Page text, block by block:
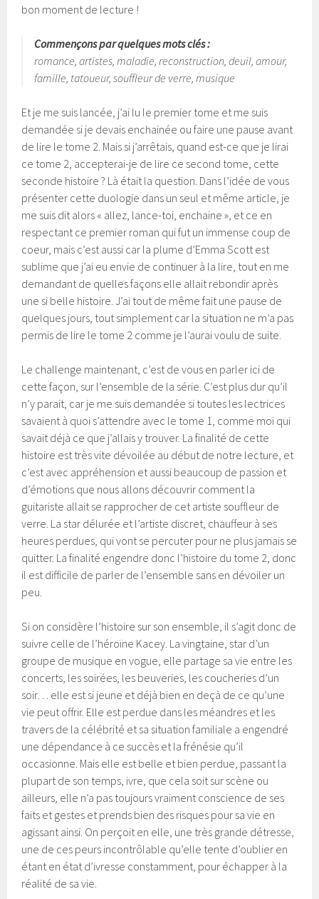
bon moment de lecture !
Commençons par quelques mots clés :
romance, artistes, maladie, reconstruction, deuil, amour,
famille, tatoueur, souffleur de verre, musique
Et je me suis lancée, j’ai lu le premier tome et me suis
demandée si je devais enchainée ou faire une pause avant
de lire le tome 2. Mais si j’arrêtais, quand est-ce que je lirai
ce tome 2, accepterai-je de lire ce second tome, cette
seconde histoire ? Là était la question. Dans l’idée de vous
présenter cette duologie dans un seul et même article, je
me suis dit alors « allez, lance-toi, enchaine », et ce en
respectant ce premier roman qui fut un immense coup de
coeur, mais c’est aussi car la plume d’Emma Scott est
sublime que j’ai eu envie de continuer à la lire, tout en me
demandant de quelles façons elle allait rebondir après
une si belle histoire. J’ai tout de même fait une pause de
quelques jours, tout simplement car la situation ne m’a pas
permis de lire le tome 2 comme je l’aurai voulu de suite.
Le challenge maintenant, c’est de vous en parler ici de
cette façon, sur l’ensemble de la série. C’est plus dur qu’il
n’y parait, car je me suis demandée si toutes les lectrices
savaient à quoi s’attendre avec le tome 1, comme moi qui
savait déjà ce que j’allais y trouver. La finalité de cette
histoire est très vite dévoilée au début de notre lecture, et
c’est avec appréhension et aussi beaucoup de passion et
d’émotions que nous allons découvrir comment la
guitariste allait se rapprocher de cet artiste souffleur de
verre. La star délurée et l’artiste discret, chauffeur à ses
heures perdues, qui vont se percuter pour ne plus jamais se
quitter. La finalité engendre donc l’histoire du tome 2, donc
il est difficile de parler de l’ensemble sans en dévoiler un
peu.
Si on considère l’histoire sur son ensemble, il s’agit donc de
suivre celle de l’héroïne Kacey. La vingtaine, star d’un
groupe de musique en vogue, elle partage sa vie entre les
concerts, les soirées, les beuveries, les coucheries d’un
soir… elle est si jeune et déjà bien en deçà de ce qu’une
vie peut offrir. Elle est perdue dans les méandres et les
travers de la célébrité et sa situation familiale a engendré
une dépendance à ce succès et la frénésie qu’il
occasionne. Mais elle est belle et bien perdue, passant la
plupart de son temps, ivre, que cela soit sur scène ou
ailleurs, elle n’a pas toujours vraiment conscience de ses
faits et gestes et prends bien des risques pour sa vie en
agissant ainsi. On perçoit en elle, une très grande détresse,
une de ces peurs incontrôlable qu’elle tente d’oublier en
étant en état d’ivresse constamment, pour échapper à la
réalité de sa vie.